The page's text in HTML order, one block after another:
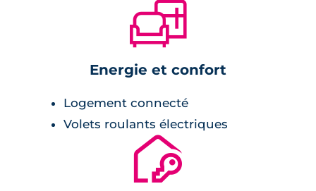
🛋
Energie et confort
Logement connecté
Volets roulants électriques
🔐